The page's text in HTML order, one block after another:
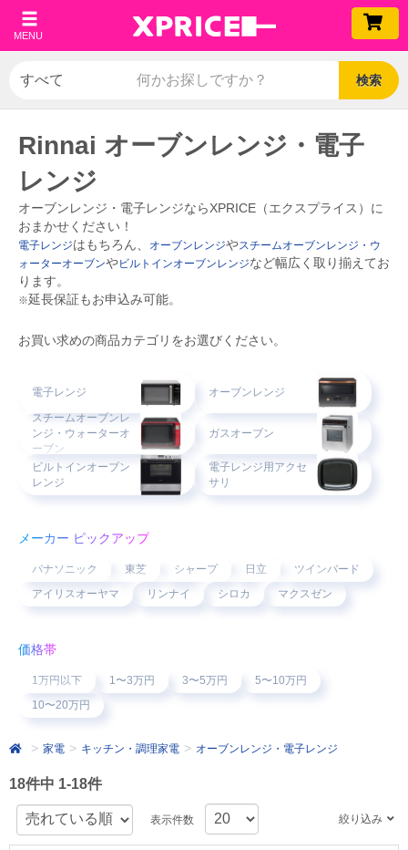
MENU
検索
Rinnai オーブンレンジ・電子
レンジ
オーブンレンジ・電子レンジならXPRICE（エクスプライス）に
おまかせください！
電子レンジはもちろん、 オーブンレンジやスチームオーブンレンジ・ウ
ォーターオーブンやビルトインオーブンレンジなど幅広く取り揃えてお
ります。
※延長保証もお申込み可能。
お買い求めの商品カテゴリをお選びください。
電子レンジ
オーブンレンジ
スチームオーブンレ
ンジ・ウォーターオ
ーブン
ガスオーブン
ビルトインオーブン
レンジ
電子レンジ用アクセ
サリ
メーカー ピックアップ
パナソニック 東芝 シャープ 日立
ツインバード
アイリスオーヤマ
リンナイ シロカ マクスゼン
価格帯
1万円以下 1〜3万円 3〜5万円
5〜10万円
10〜20万円
家電 キッチン・調理家電 オーブンレンジ・電子レンジ
18件中 1-18件
表示件数 絞り込み